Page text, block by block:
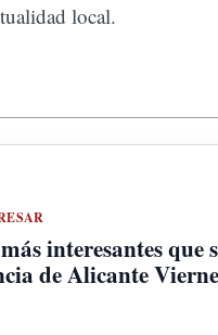
local.
interesantes que
de Alicante